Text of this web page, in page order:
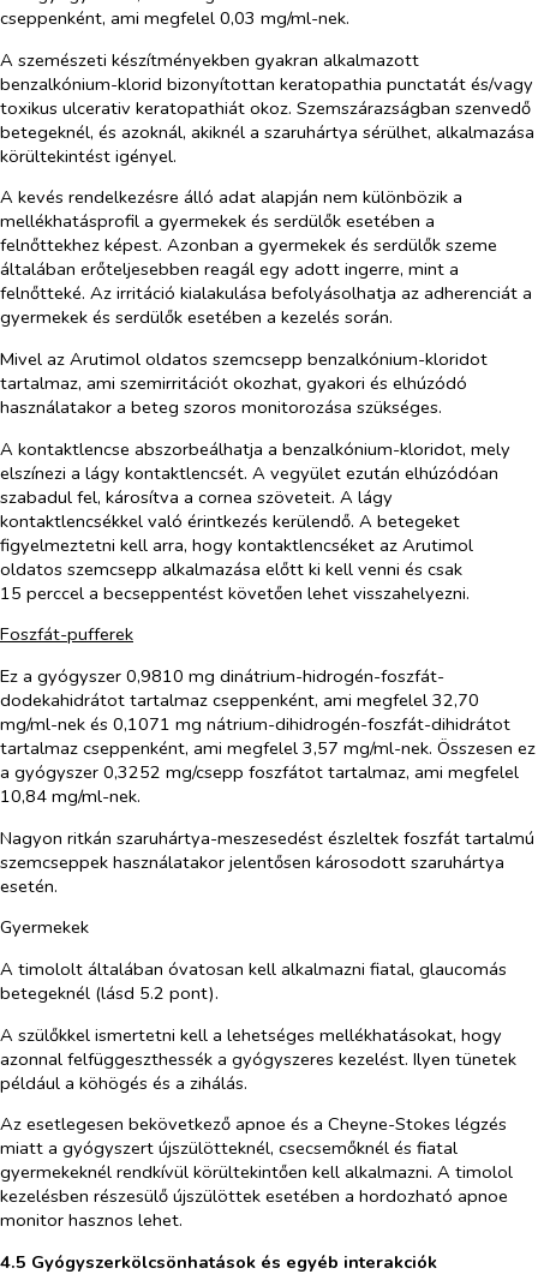
cseppenként, ami megfelel 0,03 mg/ml-nek.
A szemészeti készítményekben gyakran alkalmazott
benzalkónium-klorid bizonyítottan keratopathia punctatát és/vagy
toxikus ulcerativ keratopathiát okoz. Szemszárazságban szenvedő
betegeknél, és azoknál, akiknél a szaruhártya sérülhet, alkalmazása
körültekintést igényel.
A kevés rendelkezésre álló adat alapján nem különbözik a
mellékhatásprofil a gyermekek és serdülők esetében a
felnőttekhez képest. Azonban a gyermekek és serdülők szeme
általában erőteljesebben reagál egy adott ingerre, mint a
felnőtteké. Az irritáció kialakulása befolyásolhatja az adherenciát a
gyermekek és serdülők esetében a kezelés során.
Mivel az Arutimol oldatos szemcsepp benzalkónium-kloridot
tartalmaz, ami szemirritációt okozhat, gyakori és elhúzódó
használatakor a beteg szoros monitorozása szükséges.
A kontaktlencse abszorbeálhatja a benzalkónium-kloridot, mely
elszínezi a lágy kontaktlencsét. A vegyület ezután elhúzódóan
szabadul fel, károsítva a cornea szöveteit. A lágy
kontaktlencsékkel való érintkezés kerülendő. A betegeket
figyelmeztetni kell arra, hogy kontaktlencséket az Arutimol
oldatos szemcsepp alkalmazása előtt ki kell venni és csak
15 perccel a becseppentést követően lehet visszahelyezni.
Foszfát-pufferek
Ez a gyógyszer 0,9810 mg dinátrium-hidrogén-foszfát-
dodekahidrátot tartalmaz cseppenként, ami megfelel 32,70
mg/ml-nek és 0,1071 mg nátrium-dihidrogén-foszfát-dihidrátot
tartalmaz cseppenként, ami megfelel 3,57 mg/ml-nek. Összesen ez
a gyógyszer 0,3252 mg/csepp foszfátot tartalmaz, ami megfelel
10,84 mg/ml-nek.
Nagyon ritkán szaruhártya-meszesedést észleltek foszfát tartalmú
szemcseppek használatakor jelentősen károsodott szaruhártya
esetén.
Gyermekek
A timololt általában óvatosan kell alkalmazni fiatal, glaucomás
betegeknél (lásd 5.2 pont).
A szülőkkel ismertetni kell a lehetséges mellékhatásokat, hogy
azonnal felfüggeszthessék a gyógyszeres kezelést. Ilyen tünetek
például a köhögés és a zihálás.
Az esetlegesen bekövetkező apnoe és a Cheyne-Stokes légzés
miatt a gyógyszert újszülötteknél, csecsemőknél és fiatal
gyermekeknél rendkívül körültekintően kell alkalmazni. A timolol
kezelésben részesülő újszülöttek esetében a hordozható apnoe
monitor hasznos lehet.
4.5 Gyógyszerkölcsönhatások és egyéb interakciók